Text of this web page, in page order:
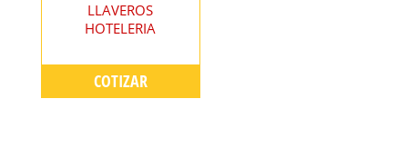
LLAVEROS
HOTELERIA
COTIZAR